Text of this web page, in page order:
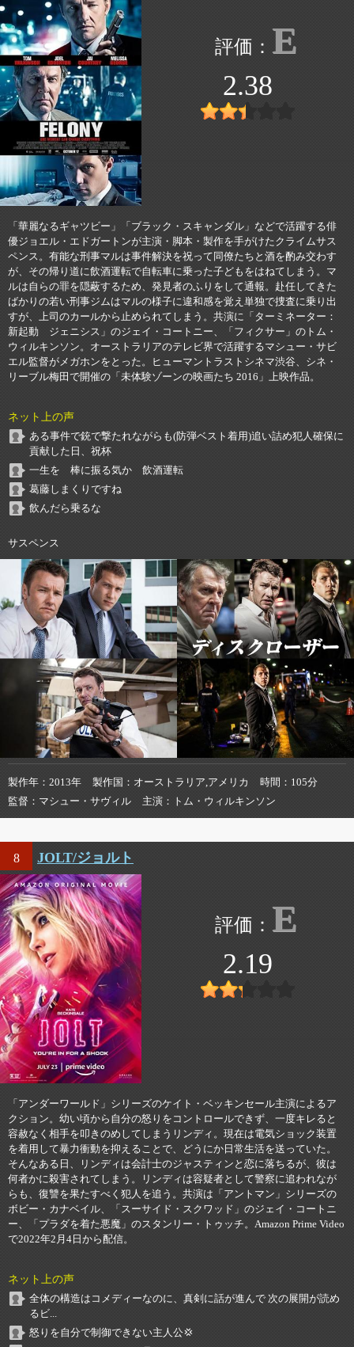
E
2.38
「華麗なるギャツビー」「ブラック・スキャンダル」などで活躍する俳
優ジョエル・エドガートンが主演・脚本・製作を手がけたクライムサス
ペンス。有能な刑事マルは事件解決を祝って同僚たちと酒を酌み交わす
が、その帰り道に飲酒運転で自転車に乗った子どもをはねてしまう。マ
ルは自らの罪を隠蔽するため、発見者のふりをして通報。赴任してきた
ばかりの若い刑事ジムはマルの様子に違和感を覚え単独で捜査に乗り出
すが、上司のカールから止められてしまう。共演に「ターミネーター：
新起動 ジェニシス」のジェイ・コートニー、「フィクサー」のトム・
ウィルキンソン。オーストラリアのテレビ界で活躍するマシュー・サビ
エル監督がメガホンをとった。ヒューマントラストシネマ渋谷、シネ・
リーブル梅田で開催の「未体験ゾーンの映画たち 2016」上映作品。
ネット上の声
ある事件で銃で撃たれながらも(防弾ベスト着用)追い詰め犯人確保に
貢献した日、祝杯
一生を 棒に振る気か 飲酒運転
葛藤しまくりですね
飲んだら乗るな
サスペンス
製作年 2013年 製作国 オーストラリア,アメリカ 時間
105分
監督
マシュー・サヴィル 主演 トム・ウィルキンソン
8 JOLT/ジョルト
E
2.19
「アンダーワールド」シリーズのケイト・ベッキンセール主演によるア
クション。幼い頃から自分の怒りをコントロールできず、一度キレると
容赦なく相手を叩きのめしてしまうリンディ。現在は電気ショック装置
を着用して暴力衝動を抑えることで、どうにか日常生活を送っていた。
そんなある日、リンディは会計士のジャスティンと恋に落ちるが、彼は
何者かに殺害されてしまう。リンディは容疑者として警察に追われなが
らも、復讐を果たすべく犯人を追う。共演は「アントマン」シリーズの
ボビー・カナベイル、「スーサイド・スクワッド」のジェイ・コートニ
ー、「プラダを着た悪魔」のスタンリー・トゥッチ。Amazon Prime Video
で2022年2月4日から配信。
ネット上の声
全体の構造はコメディーなのに、真剣に話が進んで 次の展開が読め
るビ...
怒りを自分で制御できない主人公💢